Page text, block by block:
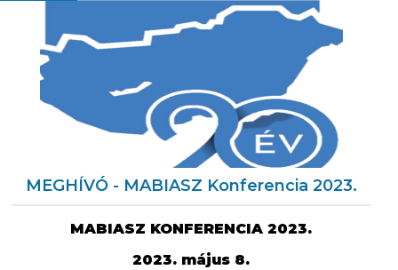
MEGHÍVÓ - MABIASZ Konferencia 2023.
MABIASZ KONFERENCIA 2023.
2023. május 8.